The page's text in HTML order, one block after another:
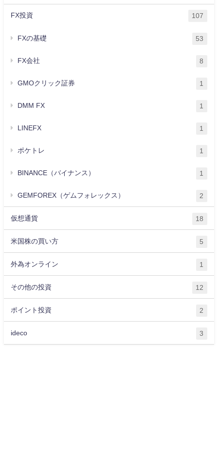
FX投資 107
FXの基礎 53
FX会社 8
GMOクリック証券 1
DMM FX 1
LINEFX 1
ポケトレ 1
BINANCE（バイナンス） 1
GEMFOREX（ゲムフォレックス） 2
仮想通貨 18
米国株の買い方 5
外為オンライン 1
その他の投資 12
ポイント投資 2
ideco 3